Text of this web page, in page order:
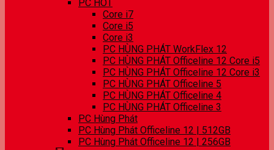
PC HOT
Core i7
Core i5
Core i3
PC HÙNG PHÁT WorkFlex 12
PC HÙNG PHÁT Officeline 12 Core i5
PC HÙNG PHÁT Officeline 12 Core i3
PC HÙNG PHÁT Officeline 5
PC HÙNG PHÁT Officeline 4
PC HÙNG PHÁT Officeline 3
PC Hùng Phát
PC Hùng Phát Officeline 12 | 512GB
PC Hùng Phát Officeline 12 | 256GB